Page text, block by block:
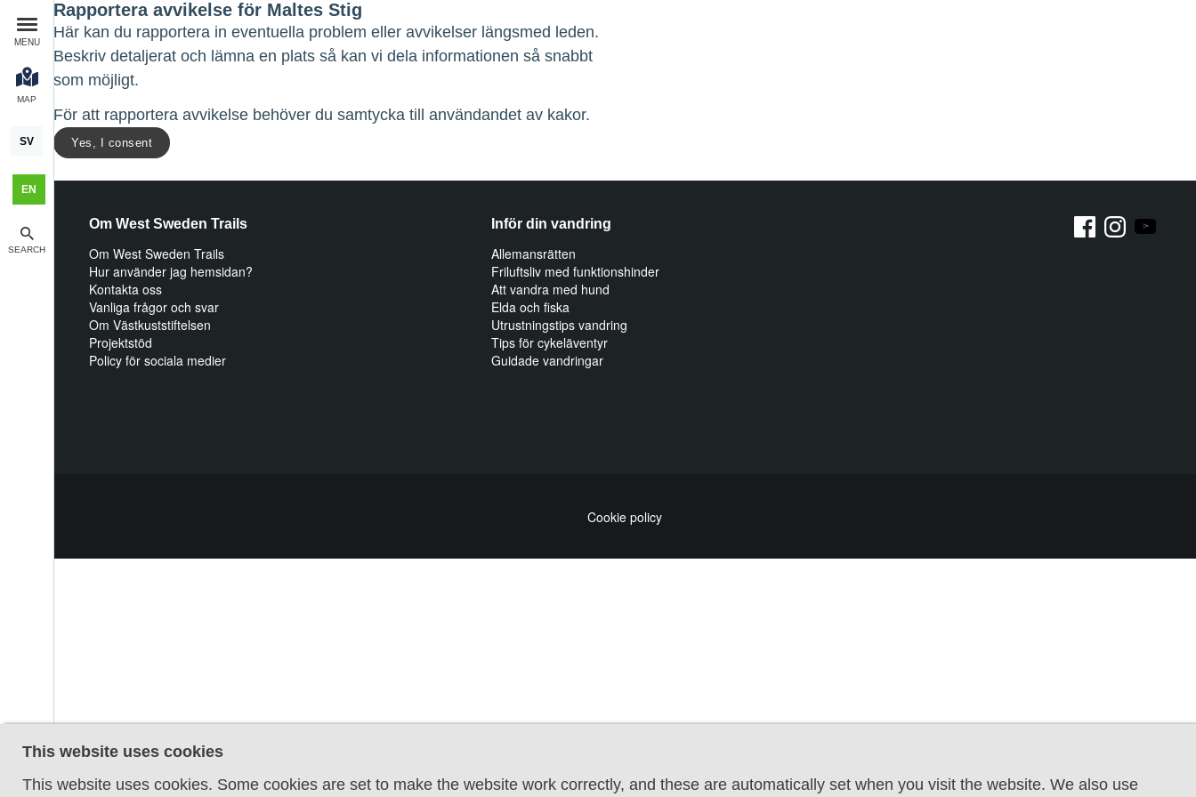
MENU
MAP
SV
EN
SEARCH
Rapportera avvikelse för Maltes Stig
Här kan du rapportera in eventuella problem eller avvikelser längsmed leden.
Beskriv detaljerat och lämna en plats så kan vi dela informationen så snabbt
som möjligt.
För att rapportera avvikelse behöver du samtycka till användandet av kakor.
Yes, I consent
This website uses cookies
This website uses cookies. Some cookies are set to make the website work correctly, and these are automatically set when you visit the website. We also use
Om West Sweden Trails
Om West Sweden Trails
Hur använder jag hemsidan?
Kontakta oss
Vanliga frågor och svar
Om Västkuststiftelsen
Projektstöd
Policy för sociala medier
Inför din vandring
Allemansrätten
Friluftsliv med funktionshinder
Att vandra med hund
Elda och fiska
Utrustningstips vandring
Tips för cykeläventyr
Guidade vandringar
Cookie policy